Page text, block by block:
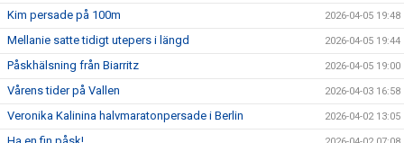
Kim persade på 100m 2026-04-05 19:48
Mellanie satte tidigt utepers i längd 2026-04-05 19:44
Påskhälsning från Biarritz 2026-04-05 19:00
Vårens tider på Vallen 2026-04-03 16:58
Veronika Kalinina halvmaratonpersade i Berlin 2026-04-02 13:05